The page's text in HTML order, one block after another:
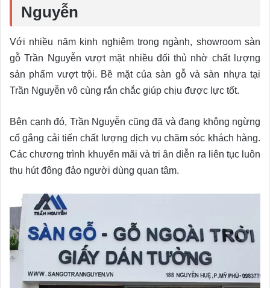
Nguyễn
Với nhiều năm kinh nghiệm trong ngành, showroom sàn
gỗ Trần Nguyễn vượt mặt nhiều đối thủ nhờ chất lượng
sản phẩm vượt trội. Bề mặt của sàn gỗ và sàn nhựa tại
Trần Nguyễn vô cùng rắn chắc giúp chịu được lực tốt.
Bên cạnh đó, Trần Nguyễn cũng đã và đang không ngừng
cố gắng cải tiến chất lượng dịch vụ chăm sóc khách hàng.
Các chương trình khuyến mãi và tri ân diễn ra liên tục luôn
thu hút đông đảo người dùng quan tâm.